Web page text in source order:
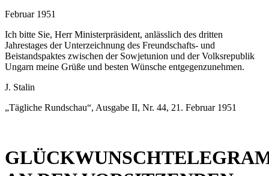
Februar 1951
Ich bitte Sie, Herr Ministerpräsident, anlässlich des dritten
Jahrestages der Unterzeichnung des Freundschafts- und
Beistandspaktes zwischen der Sowjetunion und der Volksrepublik
Ungarn meine Grüße und besten Wünsche entgegenzunehmen.
J. Stalin
„Tägliche Rundschau“, Ausgabe II, Nr. 44, 21. Februar 1951